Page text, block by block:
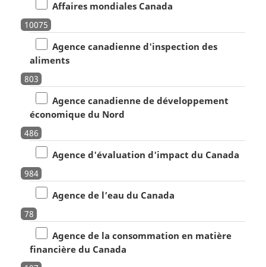
Affaires mondiales Canada
10075
Agence canadienne d'inspection des
aliments
803
Agence canadienne de développement
économique du Nord
486
Agence d'évaluation d'impact du Canada
984
Agence de l’eau du Canada
78
Agence de la consommation en matière
financière du Canada